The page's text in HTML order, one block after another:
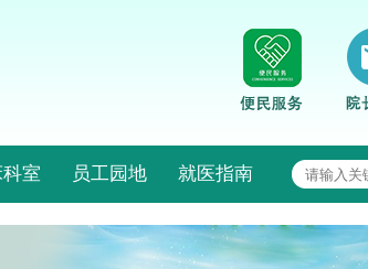
室 员工园地 就医指南